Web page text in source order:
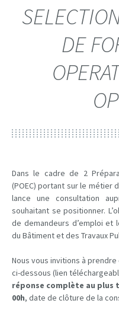
DE
Dans le cadre de 2
(POEC) portant sur le métier
lance une consultation
souhaitant se positionner.
de demandeurs d’emploi
du Bâtiment et des Travaux
Nous vous invitions à
ci-dessous (lien
réponse complète au plus
00h, date de clôture de la